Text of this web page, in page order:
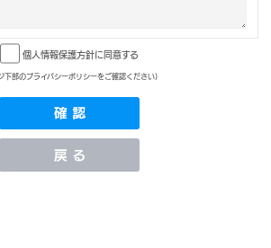
個人情報保護方針に同意する
下部のプライバシーポリシーをご確認ください)